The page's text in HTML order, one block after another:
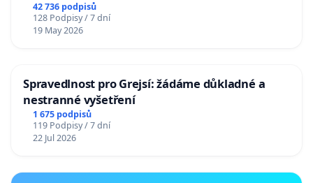
42 736 podpisů
128 Podpisy / 7 dní
19 May 2026
Spravedlnost pro Grejsí: žádáme důkladné a
nestranné vyšetření
1 675 podpisů
119 Podpisy / 7 dní
22 Jul 2026